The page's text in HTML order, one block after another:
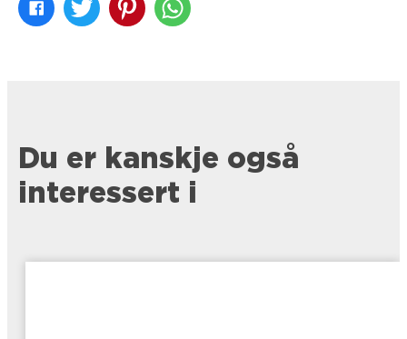
Du er kanskje også
interessert i